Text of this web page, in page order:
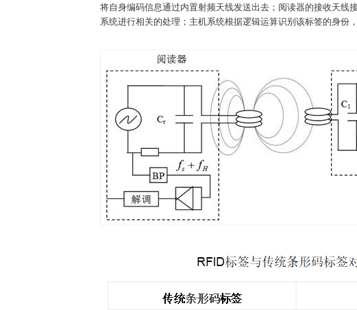
将自身编码信息通过内置射频天线发送出去；阅读器的接收天
系统进行相关的处理；主机系统根据逻辑运算识别该标签的身份